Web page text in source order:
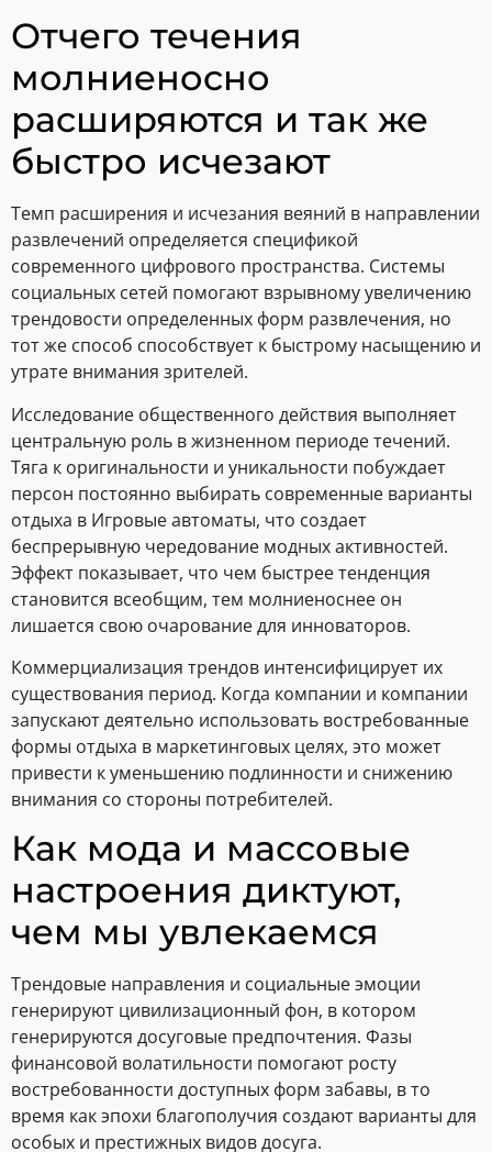
Отчего течения
молниеносно
расширяются и так же
быстро исчезают
Темп расширения и исчезания веяний в направлении
развлечений определяется спецификой
современного цифрового пространства. Системы
социальных сетей помогают взрывному увеличению
трендовости определенных форм развлечения, но
тот же способ способствует к быстрому насыщению и
утрате внимания зрителей.
Исследование общественного действия выполняет
центральную роль в жизненном периоде течений.
Тяга к оригинальности и уникальности побуждает
персон постоянно выбирать современные варианты
отдыха в Игровые автоматы, что создает
беспрерывную чередование модных активностей.
Эффект показывает, что чем быстрее тенденция
становится всеобщим, тем молниеноснее он
лишается свою очарование для инноваторов.
Коммерциализация трендов интенсифицирует их
существования период. Когда компании и компании
запускают деятельно использовать востребованные
формы отдыха в маркетинговых целях, это может
привести к уменьшению подлинности и снижению
внимания со стороны потребителей.
Как мода и массовые
настроения диктуют,
чем мы увлекаемся
Трендовые направления и социальные эмоции
генерируют цивилизационный фон, в котором
генерируются досуговые предпочтения. Фазы
финансовой волатильности помогают росту
востребованности доступных форм забавы, в то
время как эпохи благополучия создают варианты для
особых и престижных видов досуга.